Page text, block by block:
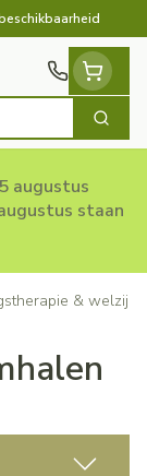
Zoek
augustus
staan
& welzijn